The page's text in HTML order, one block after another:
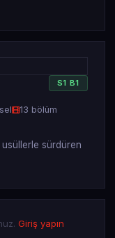
S1 B1
13 bölüm
usüllerle sürdüren
Giriş yapın